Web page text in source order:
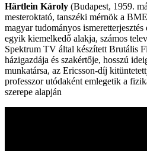
Härtlein Károly (Budapest, 1959.
mesteroktató, tanszéki mérnök a
magyar tudományos
egyik kiemelkedő alakja, számos
Spektrum TV által készített Brutális
házigazdája és szakértője, hosszú
munkatársa, az Ericsson-díj
professzor utódaként emlegetik a
szerepe alapján